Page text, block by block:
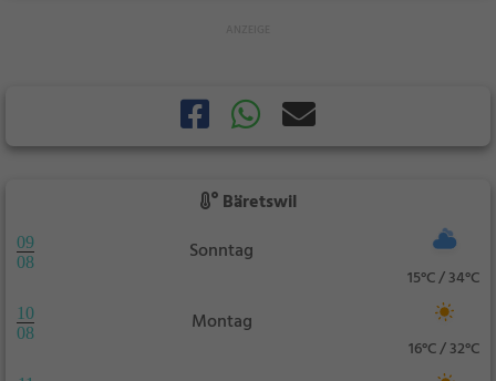
Bäretswil
09
08
Sonntag
15°C / 34°C
10
08
Montag
16°C / 32°C